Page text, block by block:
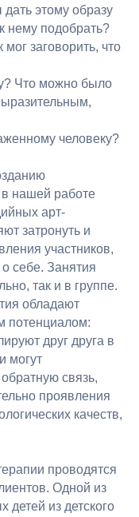
этому образу
нему подобрать?
заговорить, что
Что можно было
человеку?
в нашей работе
арт-
затронуть и
участников,
себе. Занятия
так и в группе.
обладают
потенциалом:
друг друга в
могут
связь,
проявления
качеств,
проводятся
Одной из
детей из детского